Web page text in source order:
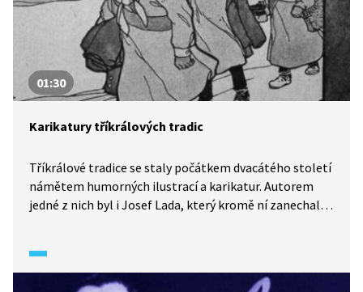
01:30
Karikatury tříkrálových tradic
Tříkrálové tradice se staly počátkem dvacátého století
námětem humorných ilustrací a karikatur. Autorem
jedné z nich byl i Josef Lada, který kromě ní zanechal